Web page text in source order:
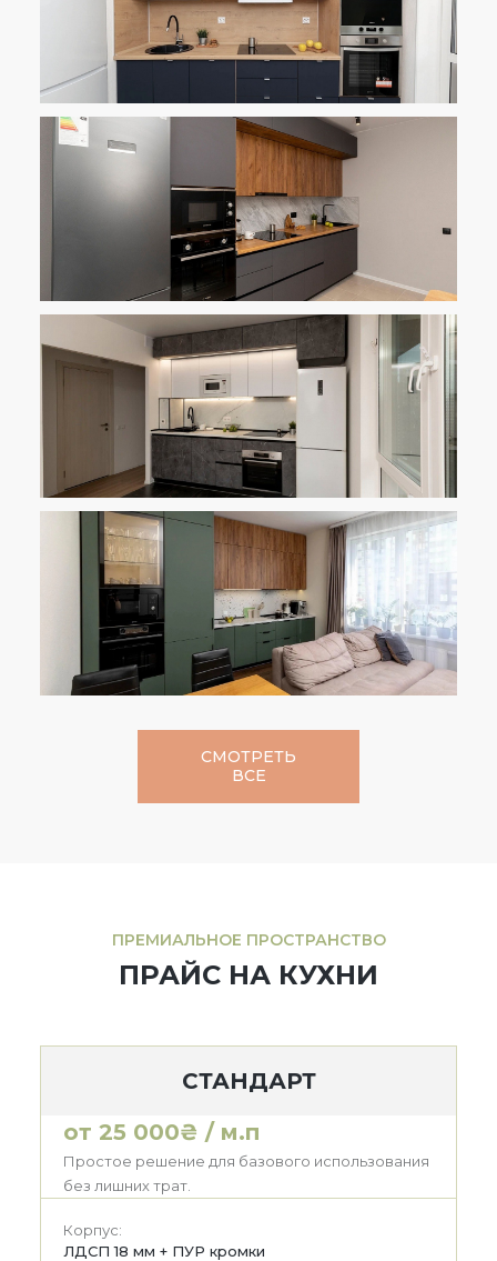
СМОТРЕТЬ
ВСЕ
ПРЕМИАЛЬНОЕ ПРОСТРАНСТВО
ПРАЙС НА КУХНИ
СТАНДАРТ
от 25 000₴ / м.п
Простое решение для базового использования
без лишних трат.
Корпус:
ЛДСП 18 мм + ПУР кромки